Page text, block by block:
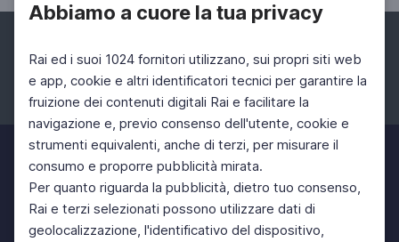
Abbiamo a cuore la tua privacy
Rai ed i suoi 1024 fornitori utilizzano, sui propri siti web
e app, cookie e altri identificatori tecnici per garantire la
fruizione dei contenuti digitali Rai e facilitare la
navigazione e, previo consenso dell'utente, cookie e
strumenti equivalenti, anche di terzi, per misurare il
consumo e proporre pubblicità mirata.
Per quanto riguarda la pubblicità, dietro tuo consenso,
Rai e terzi selezionati possono utilizzare dati di
geolocalizzazione, l'identificativo del dispositivo,
Facebook Instagram Twitter